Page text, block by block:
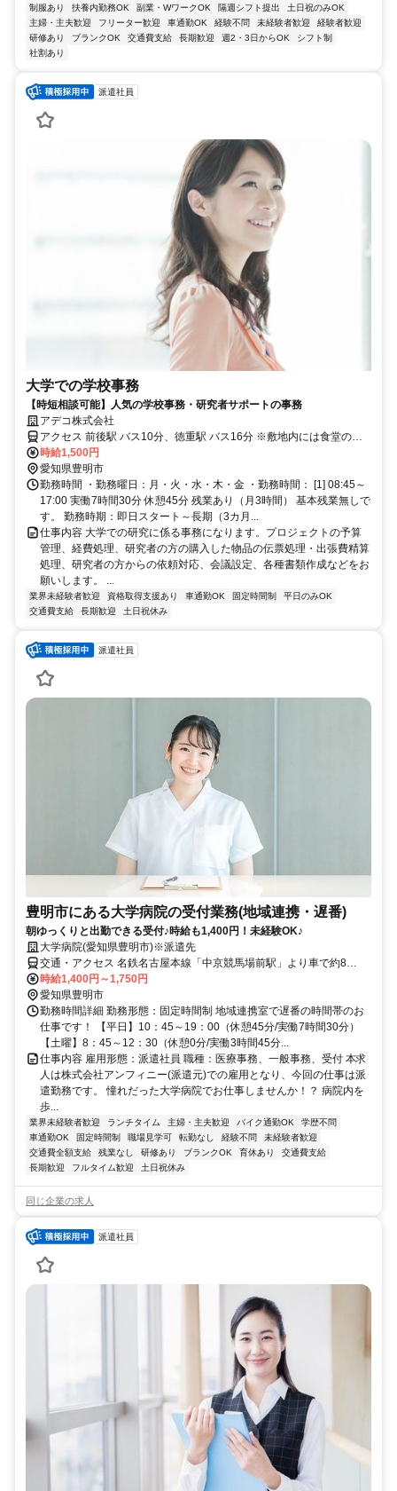
制服あり 扶養内勤務OK 副業・WワークOK 隔週シフト提出
土日祝のみOK
主婦・主夫歓迎
フリーター歓迎 車通勤OK 経験不問 未経験者歓迎
経験者歓迎
研修あり
ブランクOK 交通費支給 長期歓迎 週2・3日からOK
シフト制
社割あり
派遣社員
大学での学校事務
【時短相談可能】人気の学校事務・研究者サポートの事務
アデコ株式会社
アクセス 前後駅 バス10分、徳重駅 バス16分 ※敷地内には食堂の
他、飲食店、コンビニがあります。
時給1,500円
愛知県豊明市
勤務時間 ・勤務曜日：月・火・水・木・金 ・勤務時間： [1] 08:45～
17:00 実働7時間30分 休憩45分 残業あり（月3時間） 基本残業無しで
す。 勤務時期：即日スタート～長期（3カ月...
仕事内容 大学での研究に係る事務になります。プロジェクトの予算
管理、経費処理、研究者の方の購入した物品の伝票処理・出張費精算
処理、研究者の方からの依頼対応、会議設定、各種書類作成などをお
願いします。 ...
業界未経験者歓迎 資格取得支援あり 車通勤OK 固定時間制
平日のみOK
交通費支給
長期歓迎 土日祝休み
派遣社員
豊明市にある大学病院の受付業務(地域連携・遅番)
朝ゆっくりと出勤できる受付♪時給も1,400円！未経験OK♪
大学病院(愛知県豊明市)※派遣先
交通・アクセス 名鉄名古屋本線「中京競馬場前駅」より車で約8
分！・「前後駅」より約５分 地下鉄「徳重駅」より車で約８分
時給1,400円～1,750円
愛知県豊明市
勤務時間詳細 勤務形態：固定時間制 地域連携室で遅番の時間帯のお
仕事です！ 【平日】10：45～19：00（休憩45分/実働7時間30分）
【土曜】8：45～12：30（休憩0分/実働3時間45分...
仕事内容 雇用形態：派遣社員 職種：医療事務、一般事務、受付 本求
人は株式会社アンフィニー(派遣元)での雇用となり、今回の仕事は派
遣勤務です。 憧れだった大学病院でお仕事しませんか！？ 病院内を
歩...
業界未経験者歓迎 ランチタイム 主婦・主夫歓迎 バイク通勤OK
学歴不問
車通勤OK
固定時間制 職場見学可 転勤なし 経験不問
未経験者歓迎
交通費全額支給
残業なし 研修あり ブランクOK 育休あり
交通費支給
長期歓迎
フルタイム歓迎 土日祝休み
同じ企業の求人
派遣社員